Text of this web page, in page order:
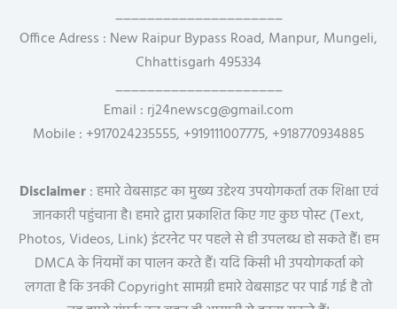
_____________________
Office Adress : New Raipur Bypass Road, Manpur, Mungeli,
Chhattisgarh 495334
_____________________
Email : rj24newscg@gmail.com
Mobile : +917024235555, +919111007775, +918770934885
Disclaimer: हमारे वेबसाइट का मुख्य उद्देश्य उपयोगकर्ता तक शिक्षा एवं
जानकारी पहुंचाना है। हमारे द्वारा प्रकाशित किए गए कुछ पोस्ट (Text,
Photos, Videos, Link) इंटरनेट पर पहले से ही उपलब्ध हो सकते हैं। हम
DMCA के नियमों का पालन करते हैं। यदि किसी भी उपयोगकर्ता को
लगता है कि उनकी Copyright सामग्री हमारे वेबसाइट पर पाई गई है तो